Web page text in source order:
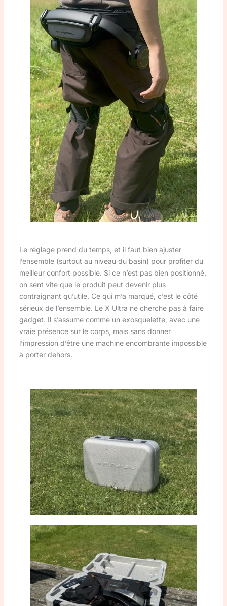
Le réglage prend du temps, et il faut bien ajuster
l’ensemble (surtout au niveau du basin) pour profiter du
meilleur confort possible. Si ce n’est pas bien positionné,
on sent vite que le produit peut devenir plus
contraignant qu’utile. Ce qui m’a marqué, c’est le côté
sérieux de l’ensemble. Le X Ultra ne cherche pas à faire
gadget. Il s’assume comme un exosquelette, avec une
vraie présence sur le corps, mais sans donner
l’impression d’être une machine encombrante impossible
à porter dehors.